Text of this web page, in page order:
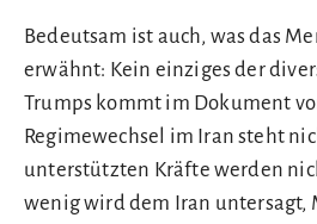
Bedeutsam ist auch, was das
erwähnt: Kein einziges der
Trumps kommt im Dokument
Regimewechsel im Iran steht
unterstützten Kräfte werden
wenig wird dem Iran untersagt,